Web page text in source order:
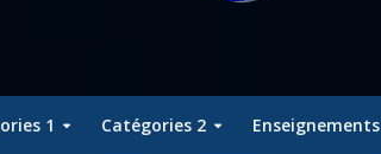
1 Catégories 2 Enseignements